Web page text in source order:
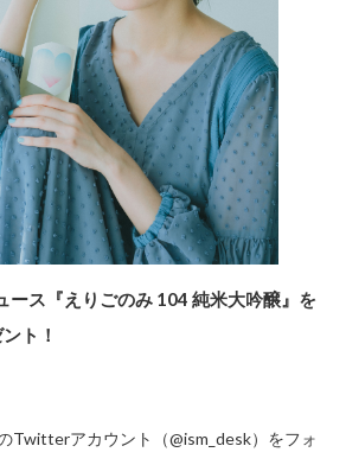
ース『えりごのみ 104 純米大吟醸』を
ト！
Twitterアカウント（@ism_desk）をフォ